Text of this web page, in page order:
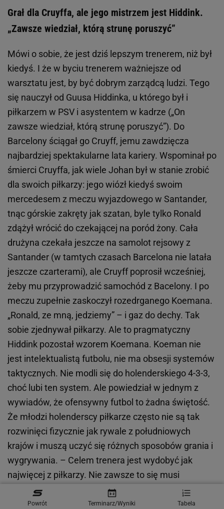
Grał dla Cruyffa, ale jego mistrzem jest Hiddink.
„Zawsze wiedział, którą strunę poruszyć”
Mówi o sobie, że jest dziś lepszym trenerem, niż był
kiedyś. I że w byciu trenerem ważniejsze od
warsztatu jest, by być dobrym zarządcą ludzi. Tego
się nauczył od Guusa Hiddinka, u którego był i
piłkarzem w PSV i asystentem w kadrze („On
zawsze wiedział, którą strunę poruszyć”). Do
Barcelony ściągał go Cruyff, jemu zawdzięcza
najbardziej spektakularne lata kariery. Wspominał po
śmierci Cruyffa, jak wiele Johan był w stanie zrobić
dla swoich piłkarzy: jego wiózł kiedyś swoim
mercedesem z meczu wyjazdowego w Santander,
tnąc górskie zakręty jak szatan, byle tylko Ronald
zdążył wrócić do czekającej na poród żony. Cała
drużyna czekała jeszcze na samolot rejsowy z
Santander (w tamtych czasach Barcelona nie latała
jeszcze czarterami), ale Cruyff poprosił wcześniej,
żeby mu przyprowadzić samochód z Bacelony. I po
meczu zupełnie zaskoczył rozedrganego Koemana.
„Ronald, ze mną, jedziemy” – i gaz do dechy. Tak
sobie zjednywał piłkarzy. Ale to pragmatyczny
Hiddink pozostał wzorem Koemana. Koeman nie
jest intelektualistą futbolu, nie ma obsesji systemów
taktycznych. Nie modli się do holenderskiego 4-3-3,
choć lubi ten system. Ale powiedział w jednym z
wywiadów, że ofensywny futbol to żadna świętość.
Że młodzi holenderscy piłkarze często nie są tak
rozwinięci fizycznie jak rywale z południowych
krajów i muszą uczyć się różnych sposobów grania i
wygrywania. – Celem trenera jest wydobyć jak
najwięcej z piłkarzy. Nie zawsze to się musi
odbywać przez atrakcyjną dla oka grę. Czasami
trzeba się skupić na bronieniu i nie można tego
Powrót Terminarz/Wyniki Tabela